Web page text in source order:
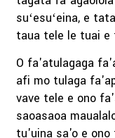
suʻesuʻeina, e
taua tele le tuai e
O fa'atulagaga
afi mo tulaga
vave tele e ono
saoasaoa
tu'uina sa'o e ono